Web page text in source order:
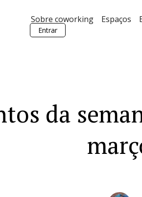
Sobre coworking Espaços
Entrar
da